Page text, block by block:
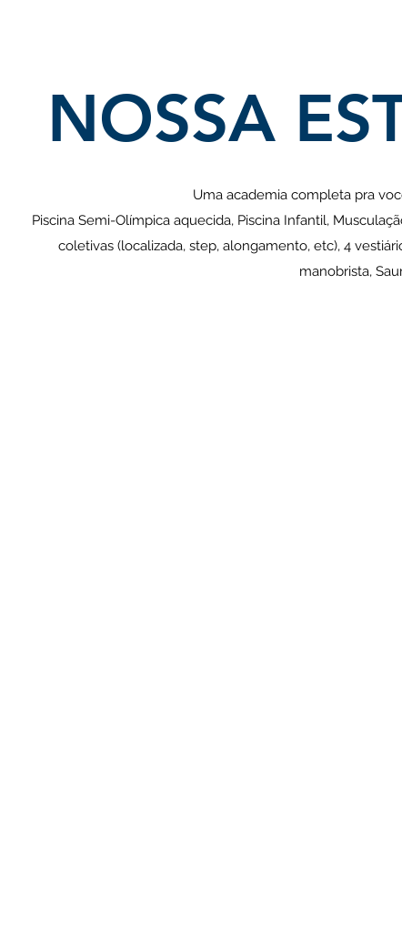
NOSSA
Uma academia completa pra
Piscina Semi-Olímpica aquecida, Piscina Infantil,
coletivas (localizada, step, alongamento, etc), 4
manobrista,